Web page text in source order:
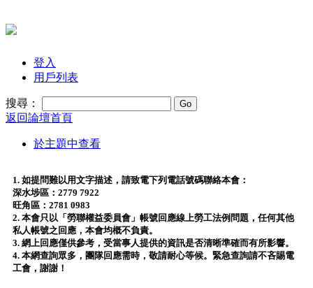
登入
用戶列表
搜尋：
返回論壇首頁
於主題中查看
1. 如提問難以用文字描述，請致電下列電話號碼聯絡本會：
深水埗區：2779 7922
旺角區：2781 0983
2. 本會只以「勞聯權益委員會」帳號回應線上勞工法例問題，任何其他
私人帳號之回應，本會均概不負責。
3. 網上回應僅供參考，受當事人提供的資訊是否清晰準確而有所影響。
4. 本網查詢眾多，團隊回應需時，敬請耐心等候。緊急查詢請不吝賜電
工會，謝謝！